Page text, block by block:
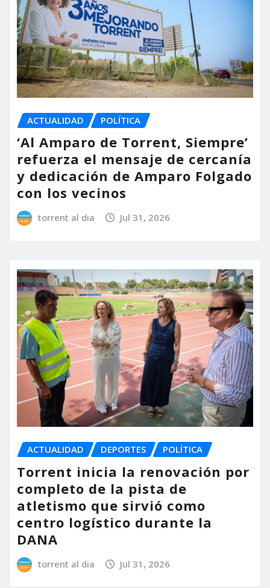
ACTUALIDAD POLÍTICA
‘Al Amparo de Torrent, Siempre’
refuerza el mensaje de cercanía
y dedicación de Amparo Folgado
con los vecinos
torrent al dia Jul 31, 2026
ACTUALIDAD DEPORTES POLÍTICA
Torrent inicia la renovación por
completo de la pista de
atletismo que sirvió como
centro logístico durante la
DANA
torrent al dia Jul 31, 2026